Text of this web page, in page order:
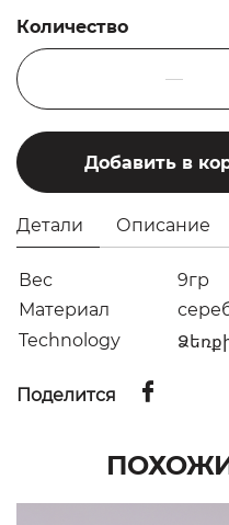
Количество
Добавить в
Детали Описание
Вес
9гр
Материал
Technology
Поделится